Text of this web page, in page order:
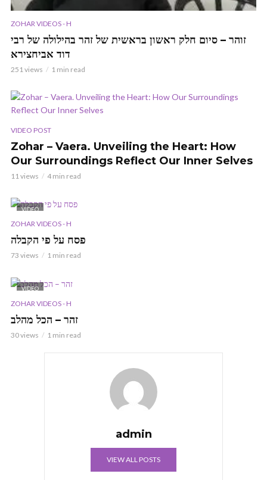
ZOHAR VIDEOS - H
זוהר – סיום חלק ראשון בראשית של זהר בהילולה של רבי
דוד אביחצירא
251 views 1 min read
VIDEO POST
Zohar – Vaera. Unveiling the Heart: How
Our Surroundings Reflect Our Inner Selves
11 views 4 min read
VIDEO
ZOHAR VIDEOS - H
פסח על פי הקבלה
73 views 1 min read
VIDEO
ZOHAR VIDEOS - H
זהר – הכל מהלב
30 views 1 min read
admin
VIEW ALL POSTS